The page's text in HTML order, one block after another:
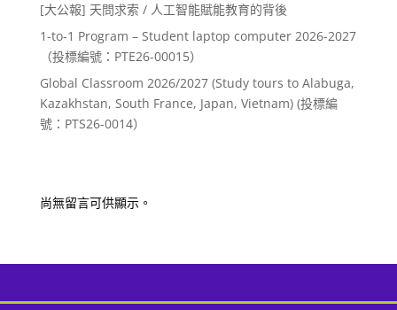
[大公報] 天問求索 / 人工智能賦能教育的背後
1-to-1 Program – Student laptop computer 2026-2027
（投標編號：PTE26-00015）
Global Classroom 2026/2027 (Study tours to Alabuga,
Kazakhstan, South France, Japan, Vietnam) (投標編
號：PTS26-0014）
尚無留言可供顯示。